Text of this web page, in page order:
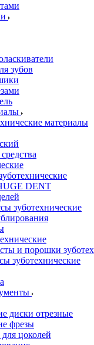
зубов
материалы
DENT
зуботехнические
и порошки
зуботехнические
диски отрезные
фрезы
цоколей